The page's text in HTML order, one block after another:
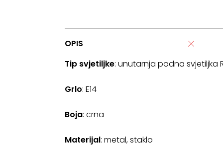
OPIS
Tip svjetiljke: unutarnja podna svjetiljka
Grlo: E14
Boja: crna
Materijal: metal, staklo